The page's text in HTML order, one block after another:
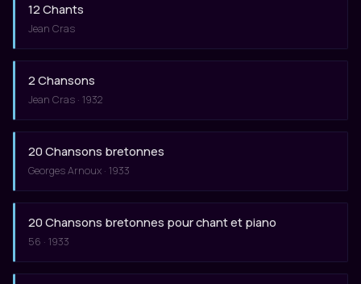
12 Chants
Jean Cras
2 Chansons
Jean Cras · 1932
20 Chansons bretonnes
Georges Arnoux · 1933
20 Chansons bretonnes pour chant et piano
56 · 1933